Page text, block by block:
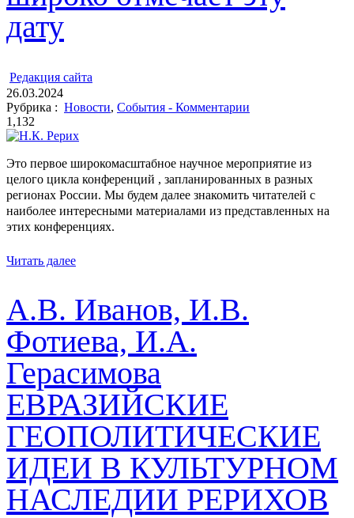
дату
Редакция cайта
26.03.2024
Рубрика : Новости, События - Комментарии
1,132
Это первое широкомасштабное научное мероприятие из
целого цикла конференций , запланированных в разных
регионах России. Мы будем далее знакомить читателей с
наиболее интересными материалами из представленных на
этих конференциях.
Читать далее
А.В. Иванов, И.В.
Фотиева, И.А.
Герасимова
ЕВРАЗИЙСКИЕ
ГЕОПОЛИТИЧЕСКИЕ
ИДЕИ В КУЛЬТУРНОМ
НАСЛЕДИИ РЕРИХОВ